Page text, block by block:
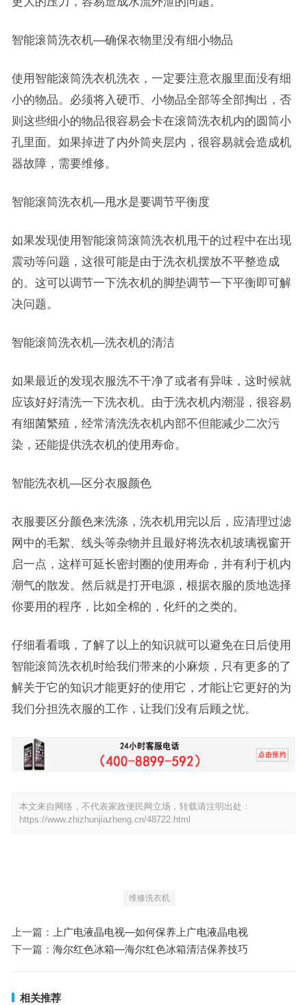
智能滚筒洗衣机—确保衣物里没有细小物品
使用智能滚筒洗衣机洗衣，一定要注意衣服里面没有细
小的物品。必须将入硬币、小物品全部等全部掏出，否
则这些细小的物品很容易会卡在滚筒洗衣机内的圆筒小
孔里面。如果掉进了内外筒夹层内，很容易就会造成机
器故障，需要维修。
智能滚筒洗衣机—甩水是要调节平衡度
如果发现使用智能滚筒滚筒洗衣机甩干的过程中在出现
震动等问题，这很可能是由于洗衣机摆放不平整造成
的。这可以调节一下洗衣机的脚垫调节一下平衡即可解
决问题。
智能滚筒洗衣机—洗衣机的清洁
如果最近的发现衣服洗不干净了或者有异味，这时候就
应该好好清洗一下洗衣机。由于洗衣机内潮湿，很容易
有细菌繁殖，经常清洗洗衣机内部不但能减少二次污
染，还能提供洗衣机的使用寿命。
智能洗衣机—区分衣服颜色
衣服要区分颜色来洗涤，洗衣机用完以后，应清理过滤
网中的毛絮、线头等杂物并且最好将洗衣机玻璃视窗开
启一点，这样可延长密封圈的使用寿命，并有利于机内
潮气的散发。然后就是打开电源，根据衣服的质地选择
你要用的程序，比如全棉的，化纤的之类的。
仔细看看哦，了解了以上的知识就可以避免在日后使用
智能滚筒洗衣机时给我们带来的小麻烦，只有更多的了
解关于它的知识才能更好的使用它，才能让它更好的为
我们分担洗衣服的工作，让我们没有后顾之忧。
本文来自网络，不代表家政便民网立场，转载请注明出处：
https://www.zhizhunjiazheng.cn/48722.html
维修洗衣机
上一篇：
上广电液晶电视—如何保养上广电液晶电视
下一篇： 海尔红色冰箱—海尔红色冰箱清洁保养技巧
相关推荐